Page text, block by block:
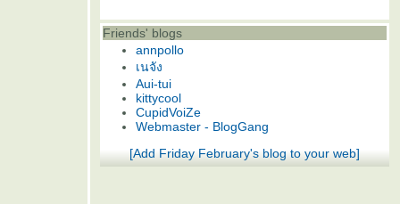
Friends' blogs
annpollo
เนจัง
Aui-tui
kittycool
CupidVoiZe
Webmaster - BlogGang
[Add Friday February's blog to your web]